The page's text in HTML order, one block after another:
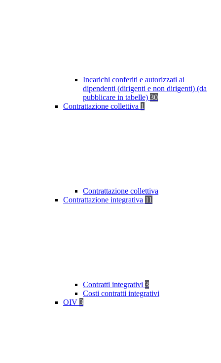
Incarichi conferiti e autorizzati ai
dipendenti (dirigenti e non dirigenti) (da
pubblicare in tabelle) 30
Contrattazione collettiva 1
Contrattazione collettiva
Contrattazione integrativa 11
Contratti integrativi 3
Costi contratti integrativi
OIV 3